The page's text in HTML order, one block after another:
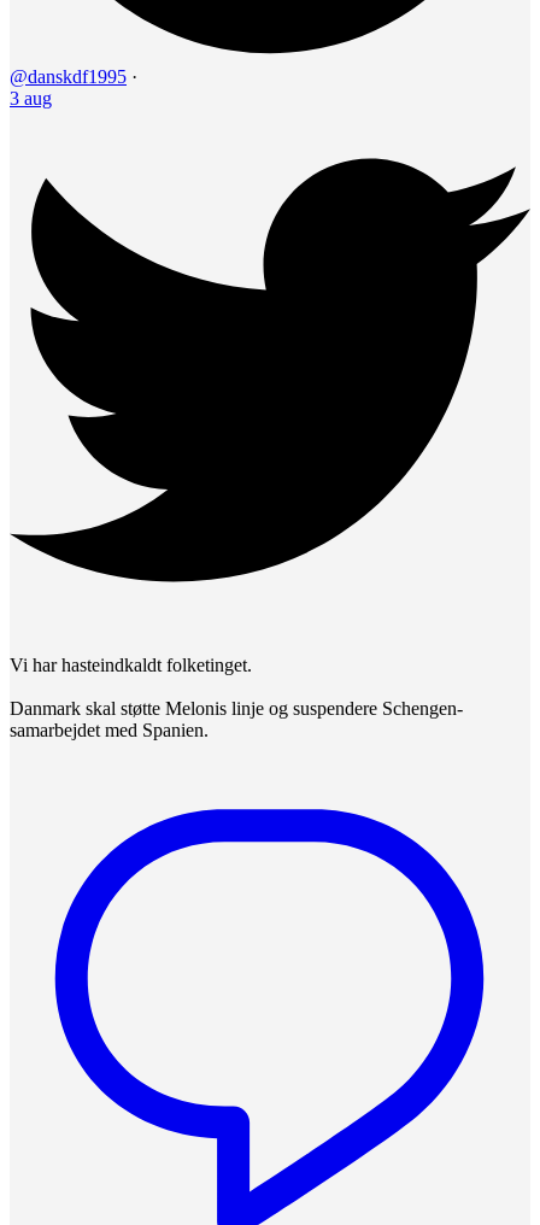
@danskdf1995 ·
3 aug
Vi har hasteindkaldt folketinget.
Danmark skal støtte Melonis linje og suspendere Schengen-
samarbejdet med Spanien.